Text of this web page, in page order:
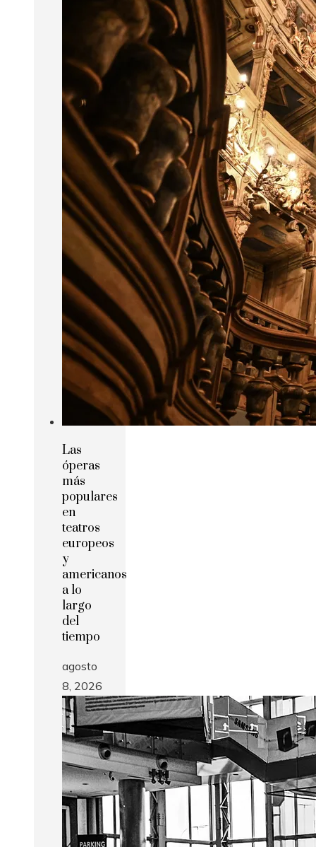
Las
óperas
más
populares
en
teatros
europeos
y
americanos
a lo
largo
del
tiempo
agosto
8, 2026